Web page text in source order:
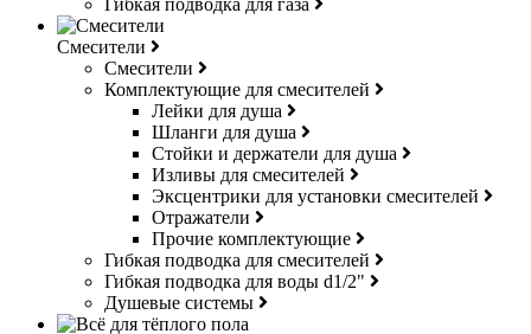
Гибкая подводка для газа
Смесители
Смесители
Комплектующие для смесителей
Лейки для душа
Шланги для душа
Стойки и держатели для душа
Изливы для смесителей
Эксцентрики для установки смесителей
Отражатели
Прочие комплектующие
Гибкая подводка для смесителей
Гибкая подводка для воды d1/2"
Душевые системы